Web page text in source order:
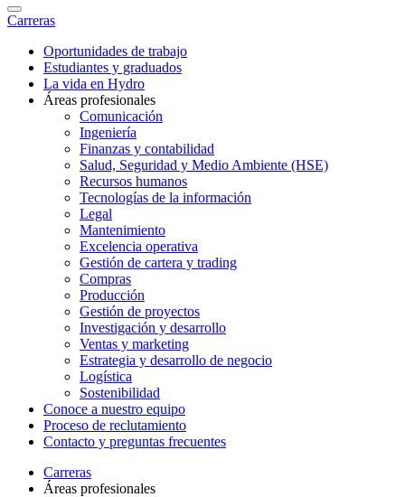
Carreras
Oportunidades de trabajo
Estudiantes y graduados
La vida en Hydro
Áreas profesionales
Comunicación
Ingeniería
Finanzas y contabilidad
Salud, Seguridad y Medio Ambiente (HSE)
Recursos humanos
Tecnologías de la información
Legal
Mantenimiento
Excelencia operativa
Gestión de cartera y trading
Compras
Producción
Gestión de proyectos
Investigación y desarrollo
Ventas y marketing
Estrategia y desarrollo de negocio
Logística
Sostenibilidad
Conoce a nuestro equipo
Proceso de reclutamiento
Contacto y preguntas frecuentes
Carreras
Áreas profesionales